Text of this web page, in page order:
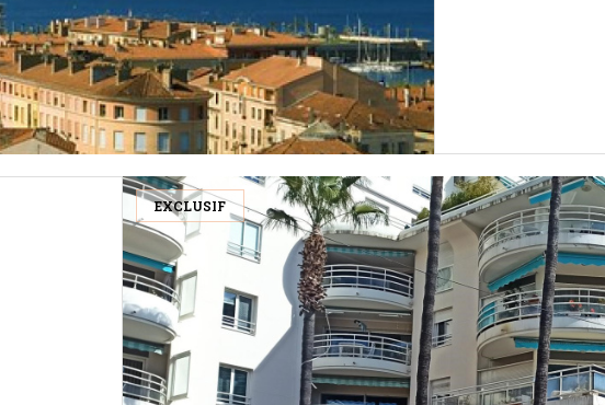
EXCLUSIF